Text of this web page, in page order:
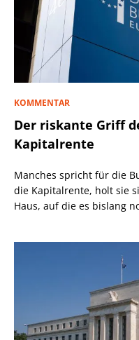
KOMMENTAR
Der riskante Griff
Kapitalrente
Manches spricht für die
die Kapitalrente, holt sie
Haus, auf die es bislang